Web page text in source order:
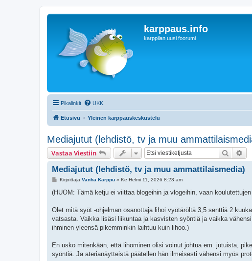
karppaus.info
karppilan uusi foorumi
Pikalinkit UKK
Etusivu Yleinen karppauskeskustelu
Mediajutut (lehdistö, tv ja muu
Vastaa Viestiin Etsi
Mediajutut (lehdistö, tv ja muu ammattilaismedia)
V
e
i
Kirjoittaja Vanha Karppu» Ke Helmi 11, 2026 8:23 am
(HUOM: Tämä ketju ei viittaa blogeihin ja vlogeihin, vaan
Olet mitä syöt -ohjelman osanottaja lihoi vyötäröltä 3,5 senttiä 2
vatsasta. Vaikka lisäsi liikuntaa ja kasvisten syöntiä ja vaikka
ihminen yleensä pikemminkin laihtuu kuin lihoo.)
En usko mitenkään, että lihominen olisi voinut johtua em. jutuista,
syöntiä. Ja aterianäytteistä päätellen hän ilmeisesti vähensi myös